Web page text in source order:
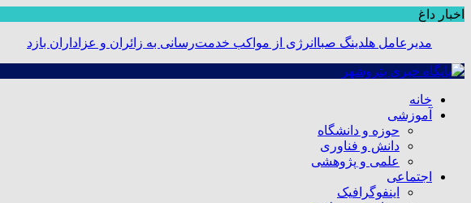
اخبار داغ
مدیرعامل هلدینگ صباانرژی از مواکب خدمت‌رسانی به زائران و عزاداران بازدید کرد
خانه
آموزشی
حوزه و دانشگاه
دانش و فناوری
علمی و پژوهشی
اجتماعی
اینفوگرافیک